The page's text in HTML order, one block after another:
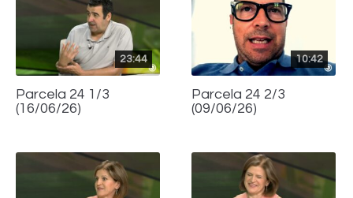
23:44
Parcela 24 1/3
(16/06/26)
10:42
Parcela 24 2/3
(09/06/26)